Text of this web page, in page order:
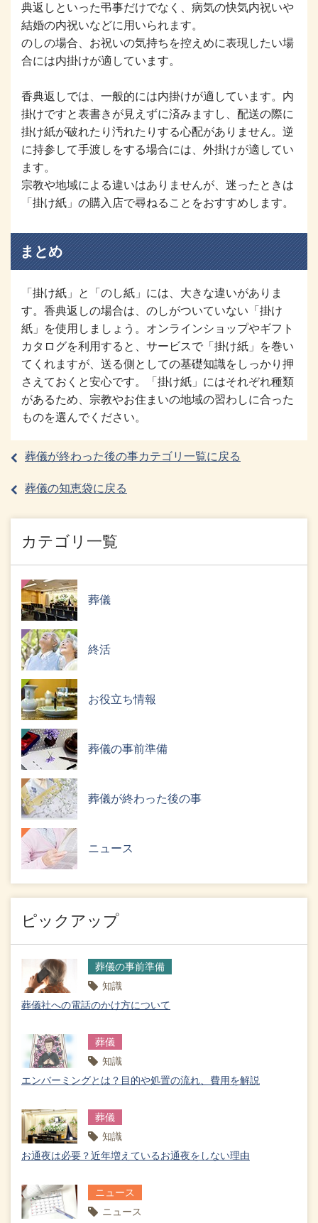
典返しといった弔事だけでなく、病気の快気内祝いや
結婚の内祝いなどに用いられます。
のしの場合、お祝いの気持ちを控えめに表現したい場
合には内掛けが適しています。
香典返しでは、一般的には内掛けが適しています。内
掛けですと表書きが見えずに済みますし、配送の際に
掛け紙が破れたり汚れたりする心配がありません。逆
に持参して手渡しをする場合には、外掛けが適してい
ます。
宗教や地域による違いはありませんが、迷ったときは
「掛け紙」の購入店で尋ねることをおすすめします。
まとめ
「掛け紙」と「のし紙」には、大きな違いがありま
す。香典返しの場合は、のしがついていない「掛け
紙」を使用しましょう。オンラインショップやギフト
カタログを利用すると、サービスで「掛け紙」を巻い
てくれますが、送る側としての基礎知識をしっかり押
さえておくと安心です。「掛け紙」にはそれぞれ種類
があるため、宗教やお住まいの地域の習わしに合った
ものを選んでください。
葬儀が終わった後の事カテゴリ一覧に戻る
葬儀の知恵袋に戻る
カテゴリ一覧
葬儀
終活
お役立ち情報
葬儀の事前準備
葬儀が終わった後の事
ニュース
ピックアップ
葬儀の事前準備
知識
葬儀社への電話のかけ方について
葬儀
知識
エンバーミングとは？目的や処置の流れ、費用を解説
葬儀
知識
お通夜は必要？近年増えているお通夜をしない理由
ニュース
ニュース